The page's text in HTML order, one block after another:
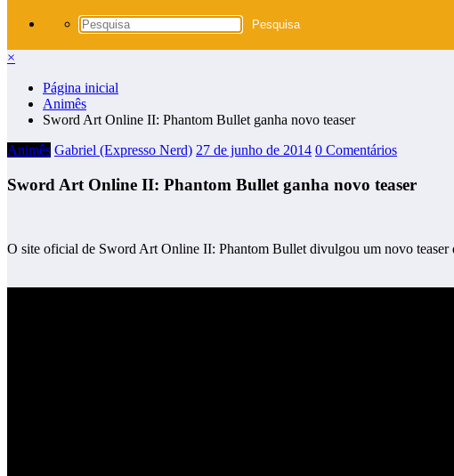
×
Página inicial
Animês
Sword Art Online II: Phantom Bullet ganha novo teaser
Animês Gabriel (Expresso Nerd) 27 de junho de 2014 0 Comentários
Sword Art Online II: Phantom Bullet ganha novo teaser
O site oficial de Sword Art Online II: Phantom Bullet divulgou um novo